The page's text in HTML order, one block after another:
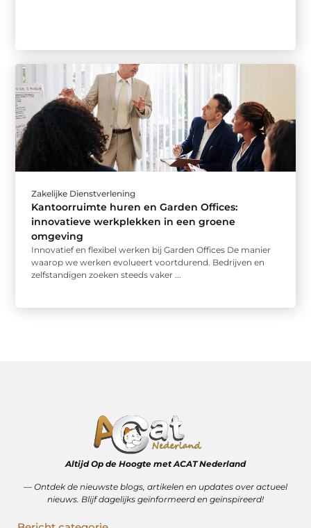
Zakelijke Dienstverlening
Kantoorruimte huren en Garden Offices:
innovatieve werkplekken in een groene
omgeving
Innovatief en flexibel werken bij Garden Offices De manier
waarop we werken evolueert voortdurend. Bedrijven en
zelfstandigen zoeken steeds vaker ...
Altijd Op de Hoogte met ACAT Nederland
–– Ontdek de nieuwste blogs, artikelen en updates over actueel
nieuws. Blijf dagelijks geïnformeerd en geïnspireerd!